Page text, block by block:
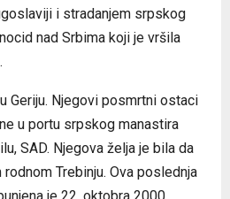
i stradanjem srpskog
nad Srbima koji je vršila
Geriju. Njegovi posmrtni ostaci
u portu srpskog manastira
SAD. Njegova želja je bila da
Trebinju. Ova poslednja